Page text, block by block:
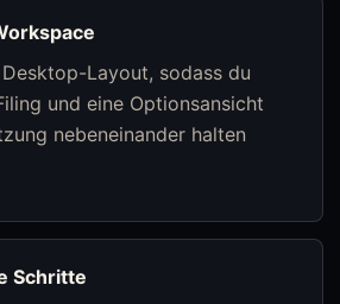
Layout, sodass du
und eine Optionsansicht
nebeneinander halten
Schritte